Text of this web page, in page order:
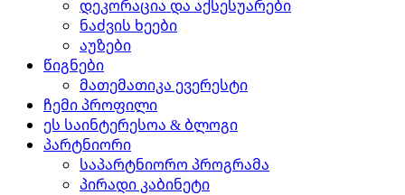
დეკორაცია და აქსესუარები
ნაძვის ხეები
აუზები
წიგნები
მათემათიკა ევერესტი
ჩემი პროფილი
ეს საინტერესოა & ბლოგი
პარტნიორი
საპარტნიორო პროგრამა
პირადი კაბინეტი